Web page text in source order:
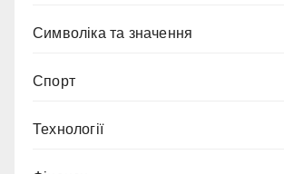
Символіка та значення
Спорт
Технології